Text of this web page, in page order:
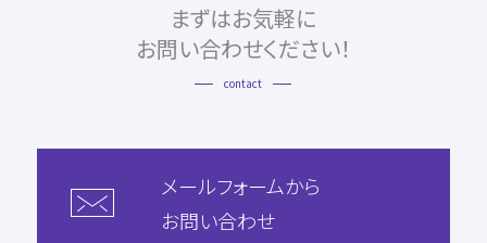
まずはお気軽に
お問い合わせください！
contact
メールフォームから
お問い合わせ